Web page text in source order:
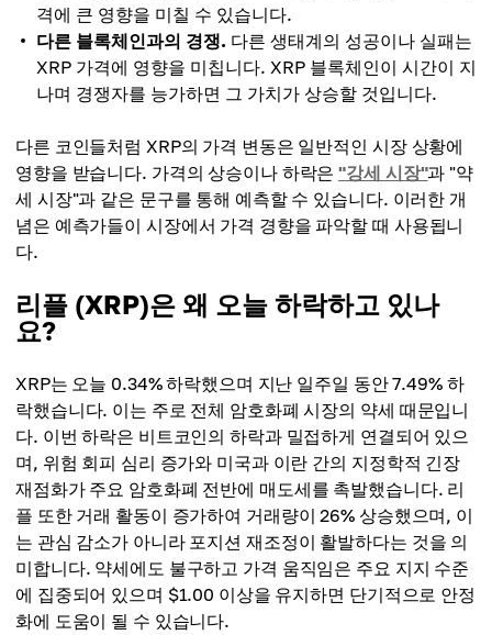
격에 큰 영향을 미칠 수 있습니다.
다른 블록체인과의 경쟁. 다른 생태계의 성공이나 실패는
XRP 가격에 영향을 미칩니다. XRP 블록체인이 시간이 지
나며 경쟁자를 능가하면 그 가치가 상승할 것입니다.
다른 코인들처럼 XRP의 가격 변동은 일반적인 시장 상황에
영향을 받습니다. 가격의 상승이나 하락은"강세 시장"과 "약
세 시장"과 같은 문구를 통해 예측할 수 있습니다. 이러한 개
념은 예측가들이 시장에서 가격 경향을 파악할 때 사용됩니
다.
리플 (XRP)은 왜 오늘 하락하고 있나
요?
XRP는 오늘 0.34% 하락했으며 지난 일주일 동안 7.49% 하
락했습니다. 이는 주로 전체 암호화폐 시장의 약세 때문입니
다. 이번 하락은 비트코인의 하락과 밀접하게 연결되어 있으
며, 위험 회피 심리 증가와 미국과 이란 간의 지정학적 긴장
재점화가 주요 암호화폐 전반에 매도세를 촉발했습니다. 리
플 또한 거래 활동이 증가하여 거래량이 26% 상승했으며, 이
는 관심 감소가 아니라 포지션 재조정이 활발하다는 것을 의
미합니다. 약세에도 불구하고 가격 움직임은 주요 지지 수준
에 집중되어 있으며 $1.00 이상을 유지하면 단기적으로 안정
화에 도움이 될 수 있습니다.